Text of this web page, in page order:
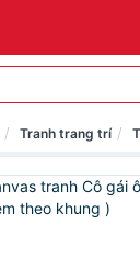
Tranh trang trí